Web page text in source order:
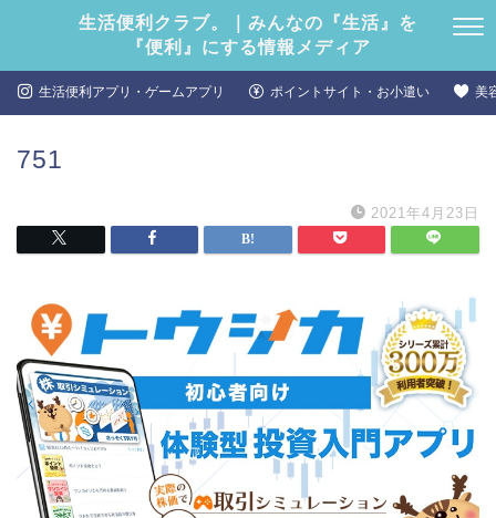
生活便利クラブ。｜みんなの『生活』を
『便利』にする情報メディア
生活便利アプリ・ゲームアプリ ポイントサイト・お小遣い 美
751
2021年4月23日